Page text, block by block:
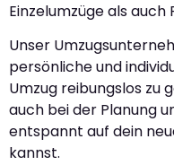
Einzelumzüge als
Unser
persönliche und
Umzug reibungslos zu
auch bei der Planung
entspannt auf dein
kannst.